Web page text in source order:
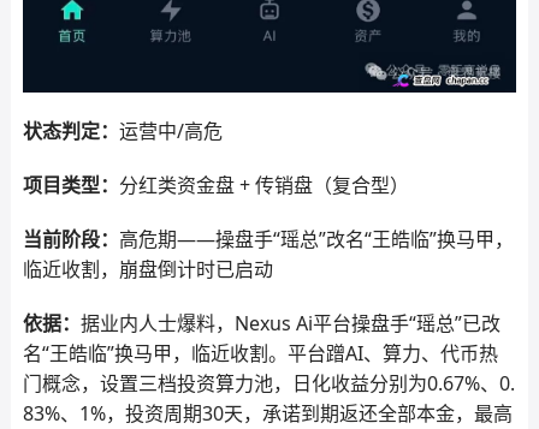
状态判定： 运营中/高危
项目类型： 分红类资金盘 + 传销盘（复合型）
当前阶段： 高危期——操盘手“瑶总”改名“王皓临”换马甲，
临近收割，崩盘倒计时已启动
依据： 据业内人士爆料，Nexus Ai平台操盘手“瑶总”已改
名“王皓临”换马甲，临近收割。平台蹭AI、算力、代币热
门概念，设置三档投资算力池，日化收益分别为0.67%、0.
83%、1%，投资周期30天，承诺到期返还全部本金，最高